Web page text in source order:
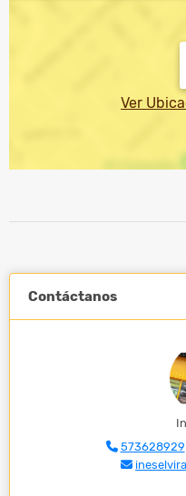
Ver
Contáctanos
573628929